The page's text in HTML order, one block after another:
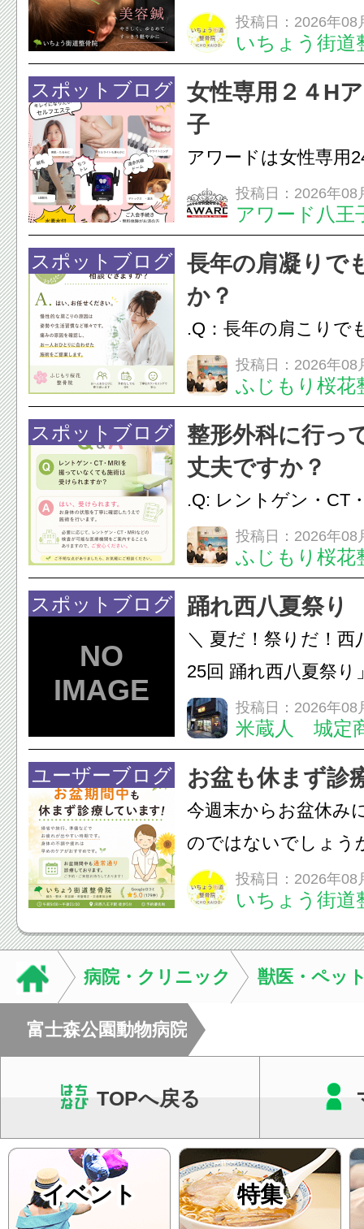
ありませんか？無意
は、顎の痛みや疲れ
フェイスラインの張
のこわばり・頭痛や
ながることがありま
投稿日：2026年08
いちょう街道
スポットブログ
女性専用２４H
子
アワードは女性専用
フエステを 思いっ
開催中
投稿日：2026年08
アワード八王
24時間ジム&
脱毛
スポットブログ
長年の肩凝りで
か？
.Q：長年の肩こりで
か？A：はい、お任
性的な肩こりの原因
慣など様々です。痛
し、お一人おひとり
をご提案します。.#
投稿日：2026年08
ふじもり桜花
スポットブログ
整形外科に行っ
丈夫ですか？
.Q: レントゲン・CT
いなくても施術は受
A: はい、受けられま
態を丁寧に確認した
います。必要に応じ
ン・CT・MRIなどの
投稿日：2026年08
ふじもり桜花
スポットブログ 踊れ西八夏祭り
＼ 夏だ！祭りだ！西
25回 踊れ西八夏祭
てくる！ 伝統の【阿
情熱の【よさこいソ
結！数多くの団体が
店街を舞台に最高の
投稿日：2026年08
米蔵人 城定
ユーザーブログ お盆も休まず診
今週末からお盆休み
のではないでしょう
長時間の運転などで
痛・足の疲れが出や
いちょう街道整骨院
も通常通り診療して
みの...
投稿日：2026年08
いちょう街道
病院・クリニック 獣医・ペッ
富士森公園動物病院
TOPへ戻る
イベント 特集